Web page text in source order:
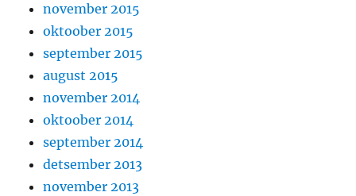
november 2015
oktoober 2015
september 2015
august 2015
november 2014
oktoober 2014
september 2014
detsember 2013
november 2013